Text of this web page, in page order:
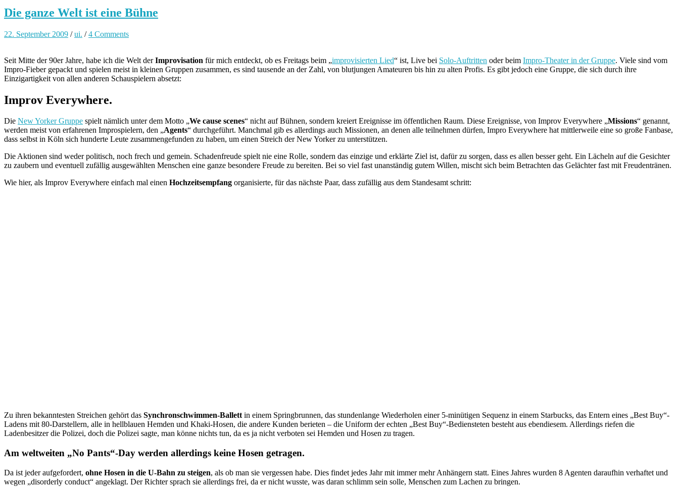
Die ganze Welt ist eine Bühne
22. September 2009 /ui. /4 Comments
Seit Mitte der 90er Jahre, habe ich die Welt derImprovisation für mich entdeckt, ob es Freitags beim „improvisierten Lied“ ist, Live bei Solo-Auftritten oder beim Impro-Theater in der Gruppe. Viele sind vom
Impro-Fieber gepackt und spielen meist in kleinen Gruppen zusammen, es sind tausende an der Zahl, von blutjungen Amateuren bis hin zu alten Profis. Es gibt jedoch eine Gruppe, die sich durch ihre
Einzigartigkeit von allen anderen Schauspielern absetzt:
Improv Everywhere.
Die New Yorker Gruppe spielt nämlich unter dem Motto „We cause scenes“ nicht auf Bühnen, sondern kreiert Ereignisse im öffentlichen Raum. Diese Ereignisse, von Improv Everywhere „Missions“ genannt,
werden meist von erfahrenen Improspielern, den „Agents“ durchgeführt. Manchmal gib es allerdings auch Missionen, an denen alle teilnehmen dürfen, Impro Everywhere hat mittlerweile eine so große Fanbase,
dass selbst in Köln sich hunderte Leute zusammengefunden zu haben, um einen Streich der New Yorker zu unterstützen.
Die Aktionen sind weder politisch, noch frech und gemein. Schadenfreude spielt nie eine Rolle, sondern das einzige und erklärte Ziel ist, dafür zu sorgen, dass es allen besser geht. Ein Lächeln auf die Gesichter
zu zaubern und eventuell zufällig ausgewählten Menschen eine ganze besondere Freude zu bereiten. Bei so viel fast unanständig gutem Willen, mischt sich beim Betrachten das Gelächter fast mit Freudentränen.
Wie hier, als Improv Everywhere einfach mal einen Hochzeitsempfang organisierte, für das nächste Paar, dass zufällig aus dem Standesamt schritt:
Zu ihren bekanntesten Streichen gehört das Synchronschwimmen-Ballettin einem Springbrunnen, das stundenlange Wiederholen einer 5-minütigen Sequenz in einem Starbucks, das Entern eines „Best Buy“-
Ladens mit 80-Darstellern, alle in hellblauen Hemden und Khaki-Hosen, die andere Kunden berieten – die Uniform der echten „Best Buy“-Bediensteten besteht aus ebendiesem. Allerdings riefen die
Ladenbesitzer die Polizei, doch die Polizei sagte, man könne nichts tun, da es ja nicht verboten sei Hemden und Hosen zu tragen.
Am weltweiten „No Pants“-Day werden allerdings keine Hosen getragen.
Da ist jeder aufgefordert, ohne Hosen in die U-Bahn zu steigen, als ob man sie vergessen habe. Dies findet jedes Jahr mit immer mehr Anhängern statt. Eines Jahres wurden 8 Agenten daraufhin verhaftet und
wegen „disorderly conduct“ angeklagt. Der Richter sprach sie allerdings frei, da er nicht wusste, was daran schlimm sein solle, Menschen zum Lachen zu bringen.